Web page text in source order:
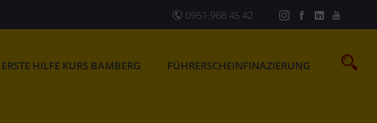
0951.968 45 42
ERSTE HILFE KURS BAMBERG FÜHRERSCHEINFINAZIERUNG